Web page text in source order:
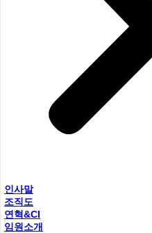
인사말
조직도
연혁&CI
임원소개